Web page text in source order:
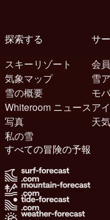
探索する
スキーリゾート
気象マップ
雪の概要
Whiteroom ニュース
写真
私の雪
会員
雪
モ
ア
天
すべての冒険の予報